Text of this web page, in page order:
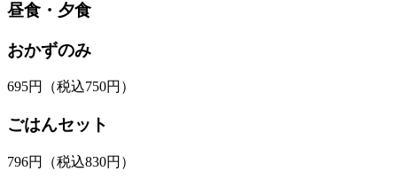
昼食・夕食
おかずのみ
695円 （税込750円）
ごはんセット
796円 （税込830円）